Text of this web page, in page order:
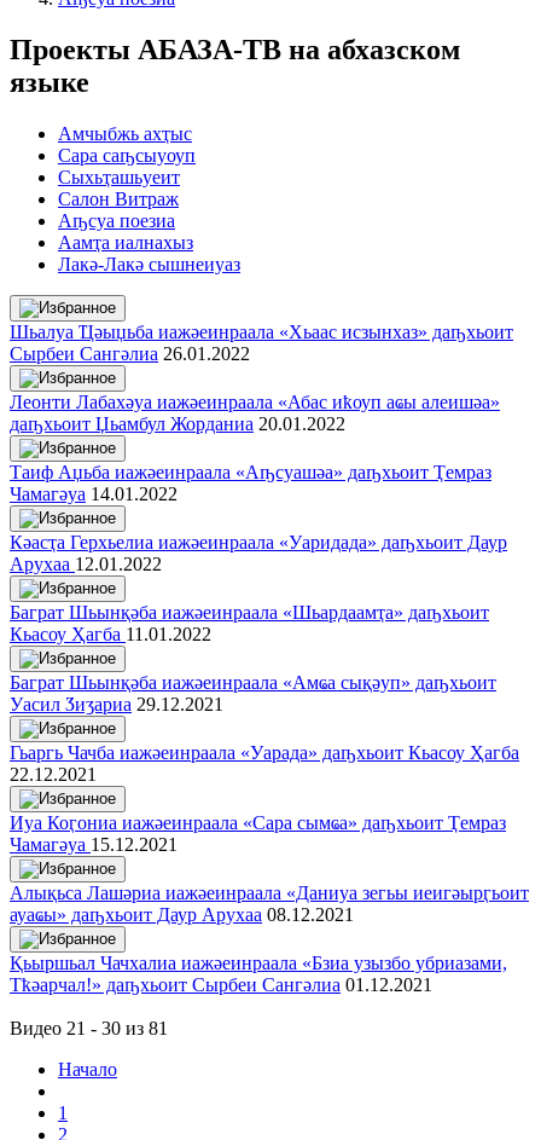
Проекты АБАЗА-ТВ на абхазском
языке
Амчыбжь ахҭыс
Сара саҧсыуоуп
Сыхьҭашьуеит
Салон Витраж
Аҧсуа поезиа
Аамҭа иалнахыз
Лакә-Лакә сышнеиуаз
Шьалуа Ҵәыџьба иажәеинраала «Хьаас исзынхаз» даҧхьоит
Сырбеи Сангәлиа 26.01.2022
Леонти Лабахәуа иажәеинраала «Абас иҟоуп аҩы алеишәа»
даҧхьоит Џьамбул Жорданиа 20.01.2022
Таиф Аџьба иажәеинраала «Аҧсуашәа» даҧхьоит Ҭемраз
Чамагәуа 14.01.2022
Кәасҭа Герхьелиа иажәеинраала «Уаридада» даҧхьоит Даур
Арухаа 12.01.2022
Баграт Шьынқәба иажәеинраала «Шьардаамҭа» даҧхьоит
Кьасоу Ҳагба 11.01.2022
Баграт Шьынқәба иажәеинраала «Амҩа сықәуп» даҧхьоит
Уасил Ӡиӡариа 29.12.2021
Гьаргь Чачба иажәеинраала «Уарада» даҧхьоит Кьасоу Ҳагба
22.12.2021
Иуа Коӷониа иажәеинраала «Сара сымҩа» даҧхьоит Ҭемраз
Чамагәуа 15.12.2021
Алықьса Лашәриа иажәеинраала «Даниуа зегьы иеигәырӷьоит
ауаҩы» даҧхьоит Даур Арухаа 08.12.2021
Қьыршьал Чачхалиа иажәеинраала «Бзиа узызбо убриазами,
Тҟәарчал!» даҧхьоит Сырбеи Сангәлиа 01.12.2021
Видео 21 - 30 из 81
Начало
1
2